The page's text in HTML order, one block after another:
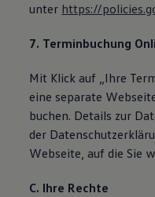
unter https://
7. Terminbuchung
Mit Klick auf „Ihre
eine separate
buchen. Details zur
der
Webseite, auf die Sie
C. Ihre Rechte